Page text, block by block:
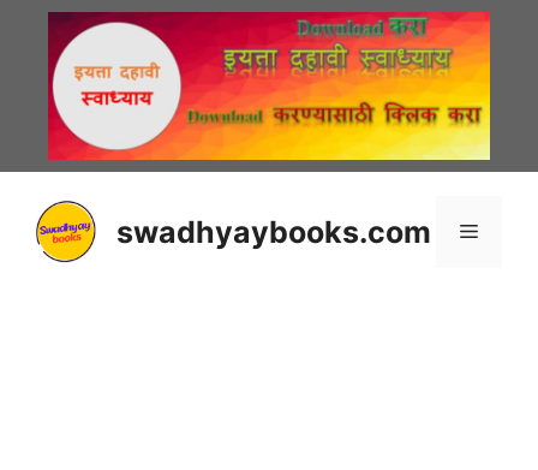
content
swadhyaybooks.com Menu